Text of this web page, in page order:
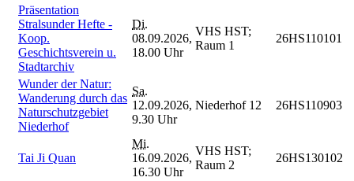
Präsentation
Stralsunder Hefte -
Koop.
Geschichtsverein u.
Stadtarchiv
Di.
08.09.2026,
18.00 Uhr
VHS HST;
Raum 1
26HS110101
Wunder der Natur:
Wanderung durch das
Naturschutzgebiet
Niederhof
Sa.
12.09.2026,
9.30 Uhr
Niederhof 12 26HS110903
Tai Ji Quan
Mi.
16.09.2026,
16.30 Uhr
VHS HST;
Raum 2
26HS130102